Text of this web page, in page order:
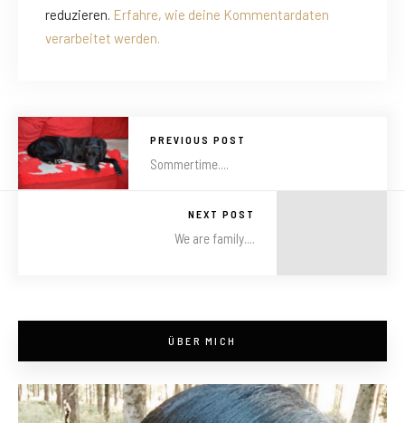
reduzieren. Erfahre, wie deine Kommentardaten
verarbeitet werden.
PREVIOUS POST
Sommertime....
NEXT POST
We are family....
ÜBER MICH